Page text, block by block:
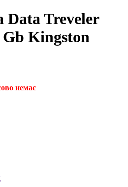
Treveler
Gb Kingston
немає